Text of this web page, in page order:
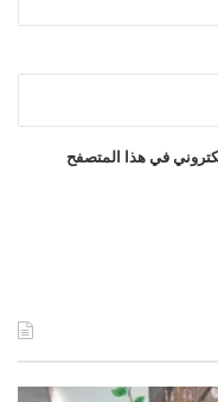
في هذا المتصفح